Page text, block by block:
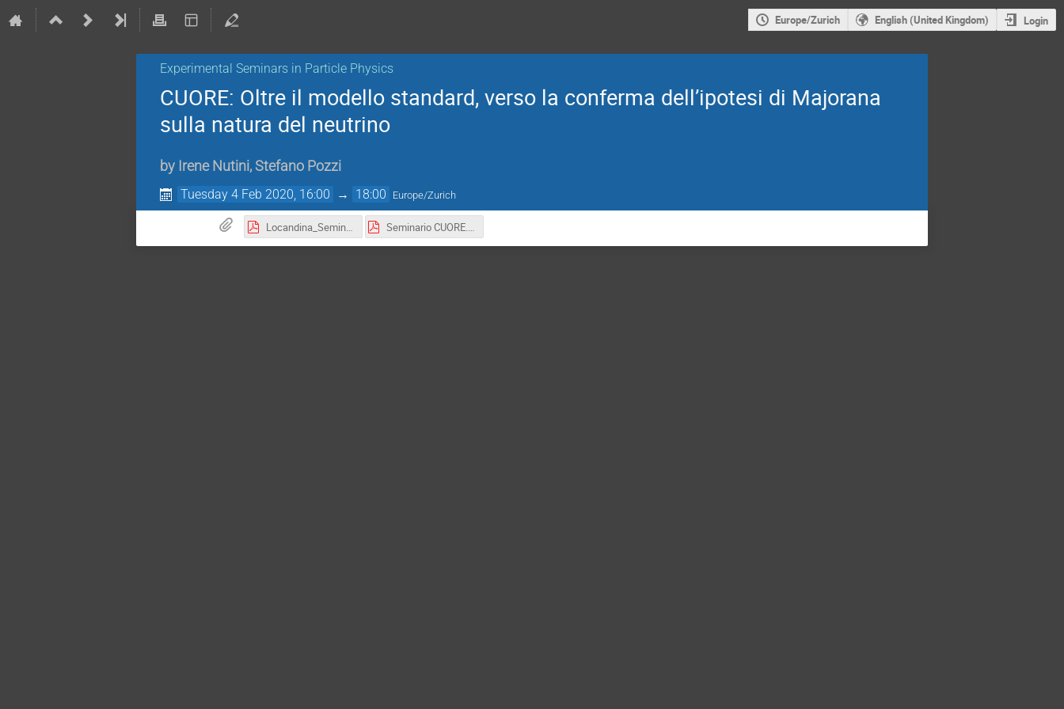
Europe/Zurich English (United Kingdom) Login
Experimental Seminars in Particle Physics
CUORE: Oltre il modello standard, verso la conferma dell’ipotesi di Majorana
sulla natura del neutrino
by Irene Nutini, Stefano Pozzi
Tuesday 4 Feb 2020, 16:00 → 18:00 Europe/Zurich
Locandina_SeminarioCUORE.pdf Seminario CUORE.pdf